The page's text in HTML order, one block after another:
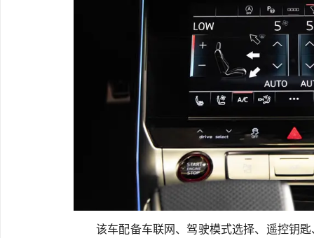
该车配备车联网、驾驶模式选择、遥控钥